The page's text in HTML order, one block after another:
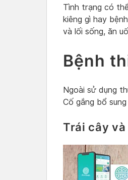
Tình trạng có
kiêng gì hay
và lối sống, ăn
Bệnh
Ngoài sử dụng
Cố gắng bổ
Trái cây